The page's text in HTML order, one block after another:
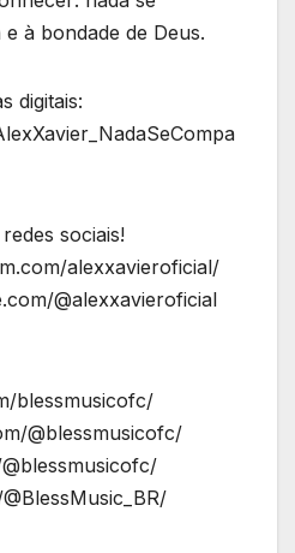
à bondade de Deus.
digitais:
sociais!
alexxavieroficial/
@alexxavieroficial
blessmusicofc/
@blessmusicofc/